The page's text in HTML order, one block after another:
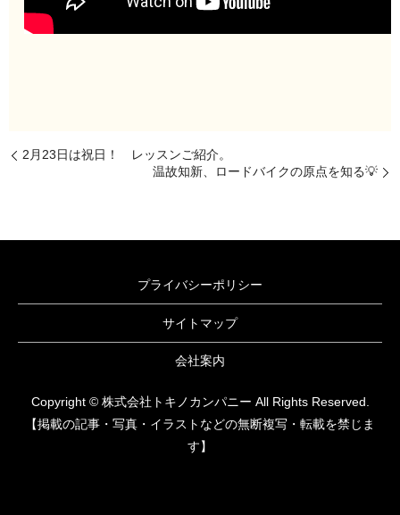
2月23日は祝日！ レッスンご紹介。
温故知新、ロードバイクの原点を知る💡
プライバシーポリシー
サイトマップ
会社案内
Copyright © 株式会社トキノカンパニー All Rights Reserved.
【掲載の記事・写真・イラストなどの無断複写・転載を禁じま
す】